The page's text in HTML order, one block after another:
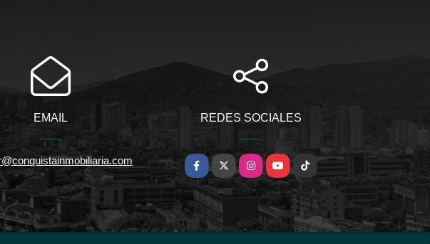
EMAIL REDES SOCIALES
Facebook
X InstagramYouTubeTikTok